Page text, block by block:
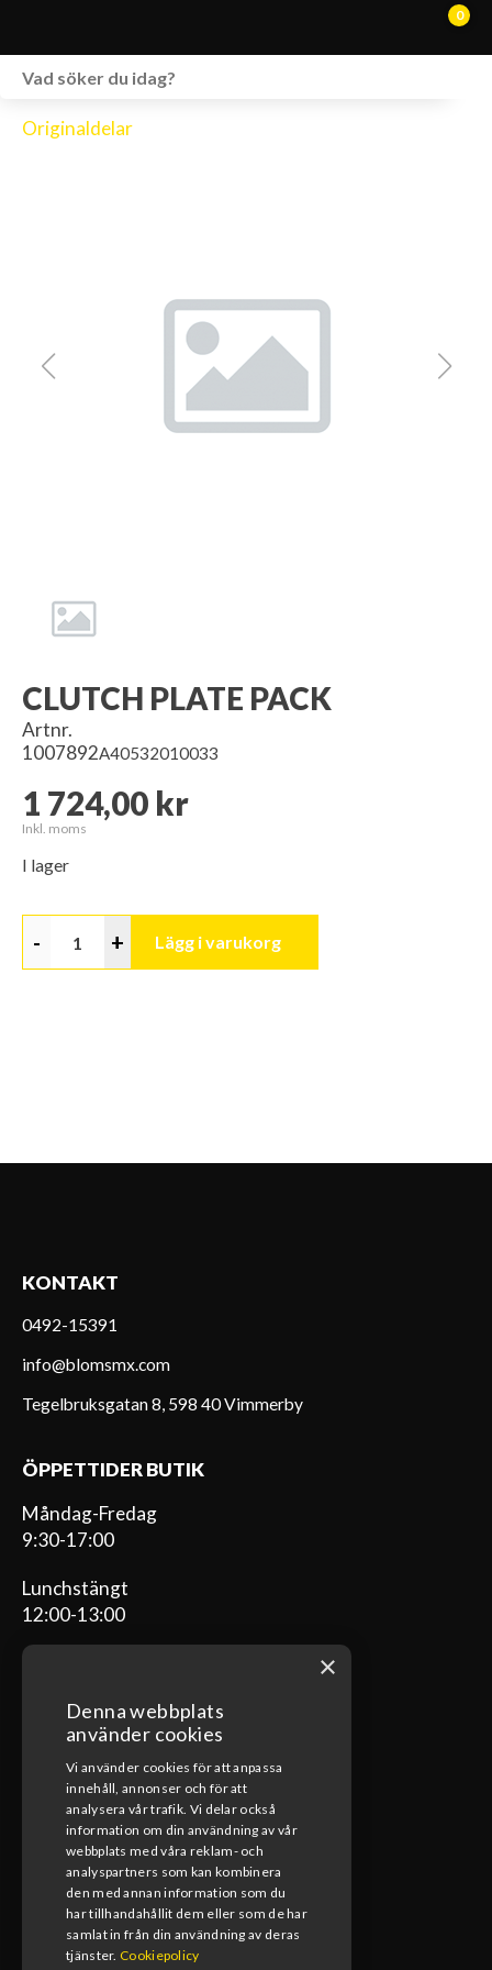
0
KONTAKT
Originaldelar
CLUTCH PLATE PACK
Artnr.
1007892A40532010033
1 724,00 kr
Inkl. moms
I lager
- + Lägg i varukorg
KONTAKT
0492-15391
info@blomsmx.com
Tegelbruksgatan 8, 598 40 Vimmerby
ÖPPETTIDER BUTIK
Måndag-Fredag
9:30-17:00
Lunchstängt
12:00-13:00
ÖPPETTIDER VERKSTAD
Måndag-Fredag
08:00-17:00
Lunchstängt
12:00-13:00
×
Denna webbplats
använder cookies
Vi använder cookies för att anpassa
innehåll, annonser och för att
analysera vår trafik. Vi delar också
information om din användning av vår
webbplats med våra reklam- och
analyspartners som kan kombinera
den med annan information som du
har tillhandahållit dem eller som de har
samlat in från din användning av deras
tjänster. Cookiepolicy